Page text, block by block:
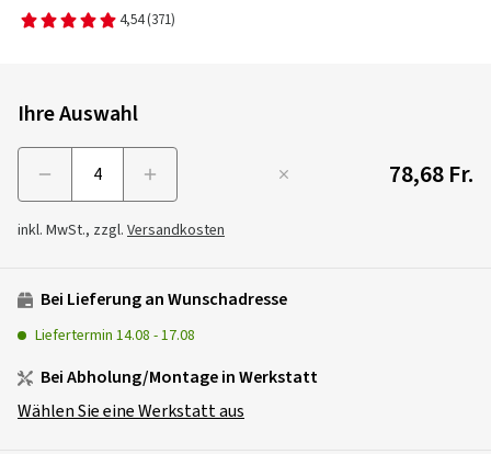
4,54 (371)
Ihre Auswahl
78,68 Fr.
inkl. MwSt., zzgl. Versandkosten
Bei Lieferung an Wunschadresse
Liefertermin 14.08 -17.08
Bei Abholung/Montage in Werkstatt
Wählen Sie eine Werkstatt aus